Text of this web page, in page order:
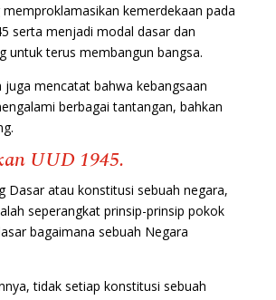
kemerdekaan pada
serta menjadi modal dasar dan
untuk terus membangun bangsa.
juga mencatat bahwa kebangsaan
berbagai tantangan, bahkan
UUD 1945.
Dasar atau konstitusi sebuah negara,
seperangkat prinsip-prinsip pokok
bagaimana sebuah Negara
tidak setiap konstitusi sebuah